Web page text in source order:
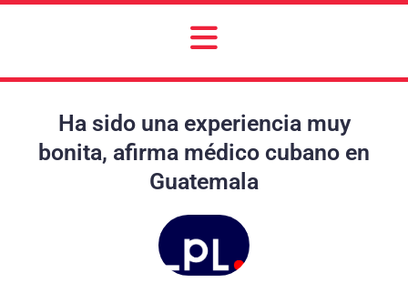
Ha sido una experiencia muy
bonita, afirma médico cubano en
Guatemala